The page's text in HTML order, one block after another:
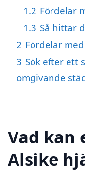
1.2 Fördelar
1.3 Så hittar
2 Fördelar
3 Sök efter ett
omgivande
Vad kan
Alsike